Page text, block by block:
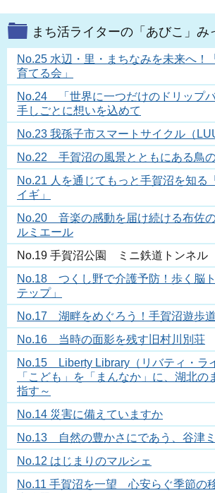
まち活ライターの「あびこ」み
No.25 水辺・里・まちなみを未来へ！
育てる会」
No.24 「世界に一つだけのドリップバ
手しごとに想いを込めて
No.23 我孫子市スマートサイクル（
No.22 手賀沼の風景とともにある鳥
No.21 人を通じてもっと手賀沼を知る
イギ」
No.20 音楽の感動を届け続ける布佐
ルミエール
No.19 手賀沼公園 ミニ鉄道トンネル
No.18 つくし野で介護予防！歩く脳
テップ」
No.17 湖畔をめぐろう！手賀沼遊歩
No.16 当時の面影を残す旧村川別荘
No.15 Liberty Library（リバティ・ラ
「こども」を「まんなか」に、湖北の
指す～
No.14 災害に備えていますか
No.13 自然の豊かさにであう、谷津
No.12 はじまりのマルシェ
No.11 手賀沼を一望 心安らぐ季節の